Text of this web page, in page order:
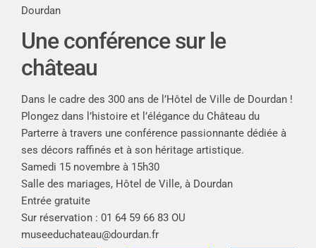
Dourdan
Une conférence sur le
château
Dans le cadre des 300 ans de l’Hôtel de Ville de Dourdan !
Plongez dans l’histoire et l’élégance du Château du
Parterre à travers une conférence passionnante dédiée à
ses décors raffinés et à son héritage artistique.
Samedi 15 novembre à 15h30
Salle des mariages, Hôtel de Ville, à Dourdan
Entrée gratuite
Sur réservation : 01 64 59 66 83 OU
museeduchateau@dourdan.fr